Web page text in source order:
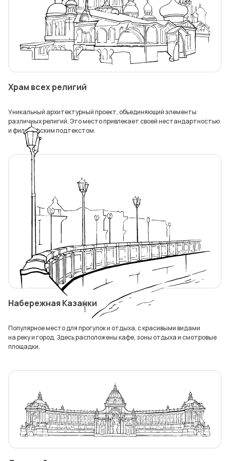
Храм всех религий
Уникальный архитектурный проект, объединяющий элементы
различных религий. Это место привлекает своей нестандартностью
и философским подтекстом.
Набережная Казанки
Популярное место для прогулок и отдыха, с красивыми видами
на реку и город. Здесь расположены кафе, зоны отдыха и смотровые
площадки.